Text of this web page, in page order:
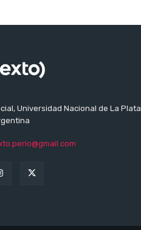
Universidad Nacional de La